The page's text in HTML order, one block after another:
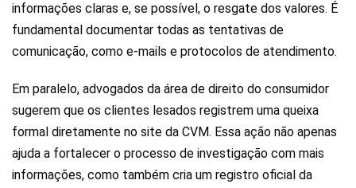
informações claras e, se possível, o resgate dos valores. É
fundamental documentar todas as tentativas de
comunicação, como e-mails e protocolos de atendimento.
Em paralelo, advogados da área de direito do consumidor
sugerem que os clientes lesados registrem uma queixa
formal diretamente no site da CVM. Essa ação não apenas
ajuda a fortalecer o processo de investigação com mais
informações, como também cria um registro oficial da